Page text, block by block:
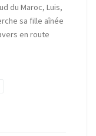
du Maroc, Luis,
sa fille aînée
en route